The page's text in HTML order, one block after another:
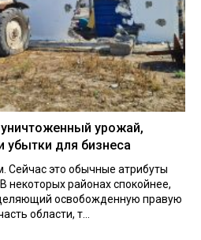
урожай,
убытки для бизнеса
Сейчас это обычные атрибуты
районах спокойнее,
освобожденную правую
области, т...